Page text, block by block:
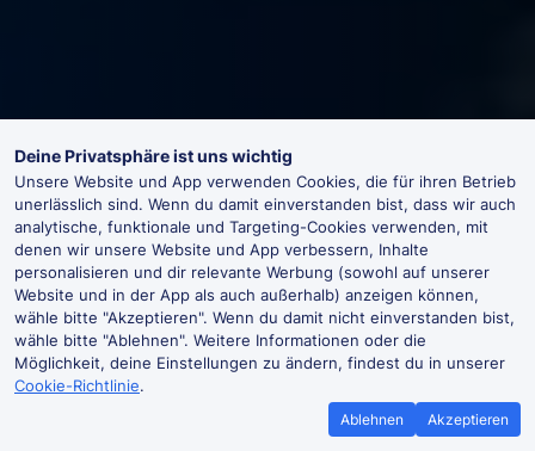
Deine Privatsphäre ist uns wichtig
Unsere Website und App verwenden Cookies, die für ihren Betrieb
unerlässlich sind. Wenn du damit einverstanden bist, dass wir auch
analytische, funktionale und Targeting-Cookies verwenden, mit
denen wir unsere Website und App verbessern, Inhalte
personalisieren und dir relevante Werbung (sowohl auf unserer
Website und in der App als auch außerhalb) anzeigen können,
wähle bitte "Akzeptieren". Wenn du damit nicht einverstanden bist,
wähle bitte "Ablehnen". Weitere Informationen oder die
Möglichkeit, deine Einstellungen zu ändern, findest du in unserer
Cookie-Richtlinie.
Ablehnen Akzeptieren